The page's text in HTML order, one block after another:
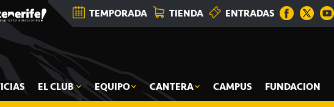
TEMPORADA TIENDA ENTRADAS
EL CLUB EQUIPO CANTERA CAMPUS FUNDACION